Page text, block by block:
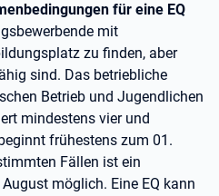
für eine EQ
mit
zu finden, aber
sind. Das betriebliche
Betrieb und Jugendlichen
mindestens vier und
frühestens zum 01.
Fällen ist ein
möglich. Eine EQ kann